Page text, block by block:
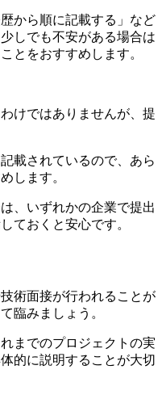
から順に記載する」など
しでも不安がある場合は
とをおすすめします。
けではありませんが、提
載されているので、あら
します。
、いずれかの企業で提出
ておくと安心です。
術面接が行われることが
臨みましょう。
までのプロジェクトの実
的に説明することが大切